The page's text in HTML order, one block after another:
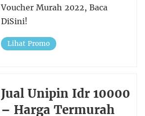
Voucher Murah 2022, Baca
DiSini!
Lihat Promo
Jual Unipin Idr 10000
– Harga Termurah